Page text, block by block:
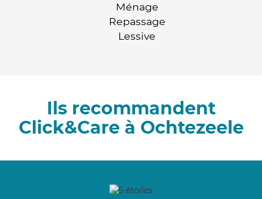
Ménage
Repassage
Lessive
Ils recommandent
Click&Care à Ochtezeele